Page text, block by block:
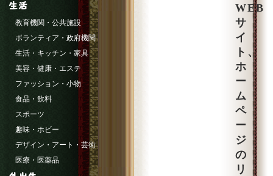
WEB
サ
イ
ト、
ホ
ー
ム
ペ
ー
ジ
の
リ
教育機関・公共施設
ボランティア・政府機関
生活・キッチン・家具
美容・健康・エステ
ファッション・小物
食品・飲料
スポーツ
趣味・ホビー
デザイン・アート・芸術
医療・医薬品